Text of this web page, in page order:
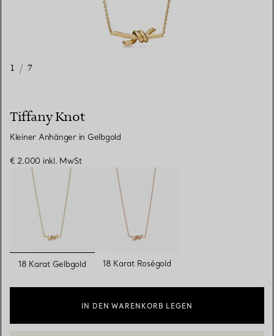
1 / 7
Tiffany Knot
Kleiner Anhänger in Gelbgold
€ 2.000 inkl. MwSt
ausgewählt
18 Karat Gelbgold 18 Karat Roségold
IN DEN WARENKORB LEGEN